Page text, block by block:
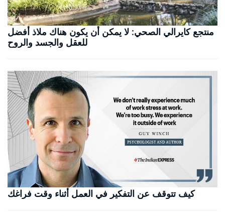
منتجع كايرالي الصحي: لا يمكن أن يكون هناك ملاذ أفضل
للعقل والجسد والروح
كيف تتوقف عن التفكير في العمل أثناء وقت فراغك